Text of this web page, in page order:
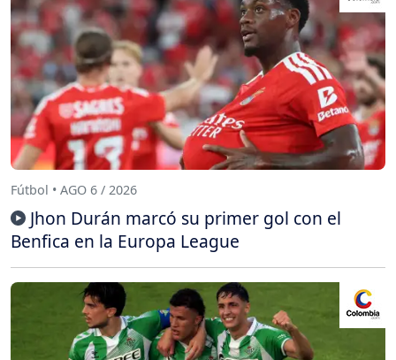
Fútbol • AGO 6 / 2026
Jhon Durán marcó su primer gol con el
Benfica en la Europa League